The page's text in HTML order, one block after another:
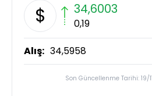
$ 34,6003
0,19
Alış: 34,5958
Son Güncellenme Tarihi: 19/